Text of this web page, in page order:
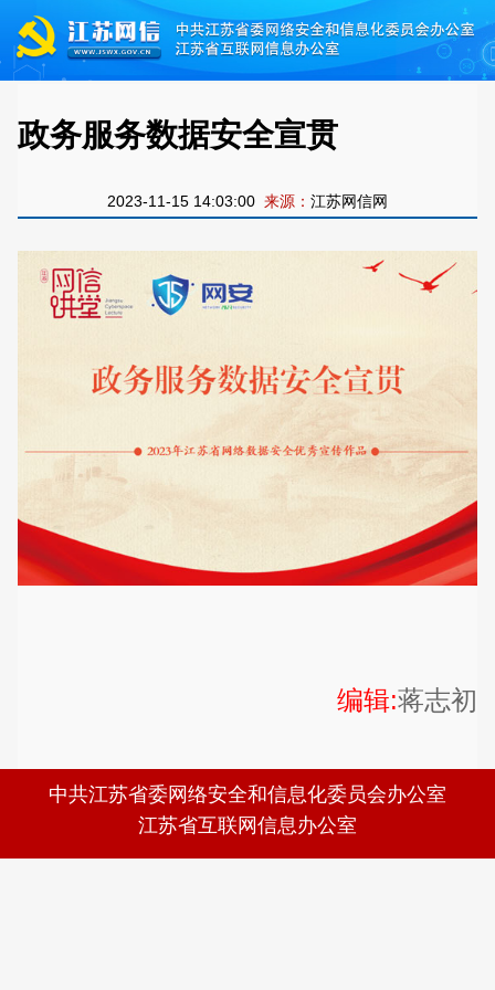
政务服务数据安全宣贯
2023-11-15 14:03:00 来源： 江苏网信网
编辑:蒋志初
中共江苏省委网络安全和信息化委员会办公室
江苏省互联网信息办公室